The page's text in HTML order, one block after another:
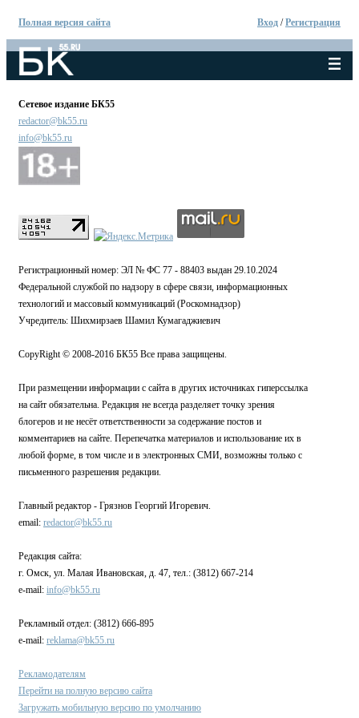
Полная версия сайта Вход /Регистрация
Сетевое издание БК55
redactor@bk55.ru
info@bk55.ru
Регистрационный номер: ЭЛ № ФС 77 - 88403 выдан 29.10.2024
Федеральной службой по надзору в сфере связи, информационных
технологий и массовый коммуникаций (Роскомнадзор)
Учредитель: Шихмирзаев Шамил Кумагаджиевич
CopyRight © 2008-2016 БК55 Все права защищены.
При размещении информации с сайта в других источниках гиперссылка
на сайт обязательна. Редакция не всегда разделяет точку зрения
блогеров и не несёт ответственности за содержание постов и
комментариев на сайте. Перепечатка материалов и использование их в
любой форме, в том числе и в электронных СМИ, возможны только с
письменного разрешения редакции.
Главный редактор - Грязнов Георгий Игоревич.
email: redactor@bk55.ru
Редакция сайта:
г. Омск, ул. Малая Ивановская, д. 47, тел.: (3812) 667-214
e-mail: info@bk55.ru
Рекламный отдел: (3812) 666-895
e-mail: reklama@bk55.ru
Рекламодателям
Перейти на полную версию сайта
Загружать мобильную версию по умолчанию